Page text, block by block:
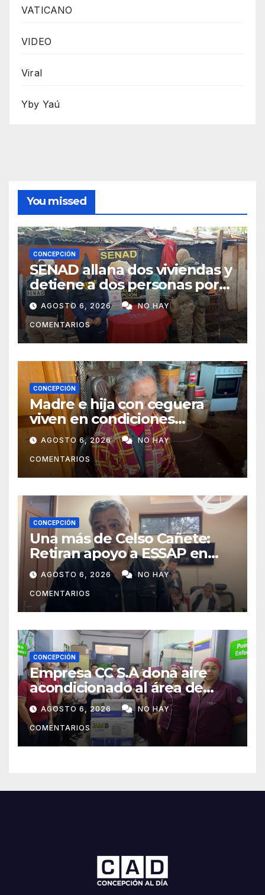
VATICANO
VIDEO
Viral
Yby Yaú
You missed
CONCEPCIÓN
SENAD allana dos viviendas y
detiene a dos personas por
presunto microtráfico en
Concepción
AGOSTO 6, 2026 NO HAY
COMENTARIOS
CONCEPCIÓN
Madre e hija con ceguera
viven en condiciones
precarias y vecinos impulsan
campaña solidaria para
ayudarlas
AGOSTO 6, 2026 NO HAY
COMENTARIOS
CONCEPCIÓN
Una más de Celso Cañete:
Retiran apoyo a ESSAP en
Concepción
AGOSTO 6, 2026 NO HAY
COMENTARIOS
CONCEPCIÓN
Empresa CC S.A dona aire
acondicionado al área de
maternidad del IPS de
Concepción
AGOSTO 6, 2026 NO HAY
COMENTARIOS